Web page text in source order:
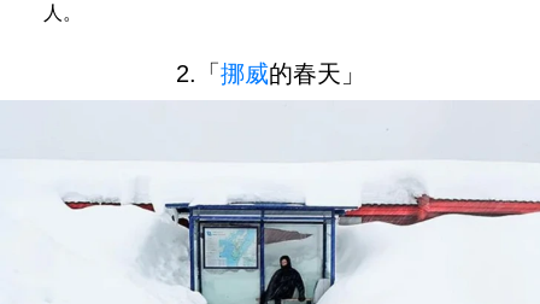
人。
2.「 挪威的春天」